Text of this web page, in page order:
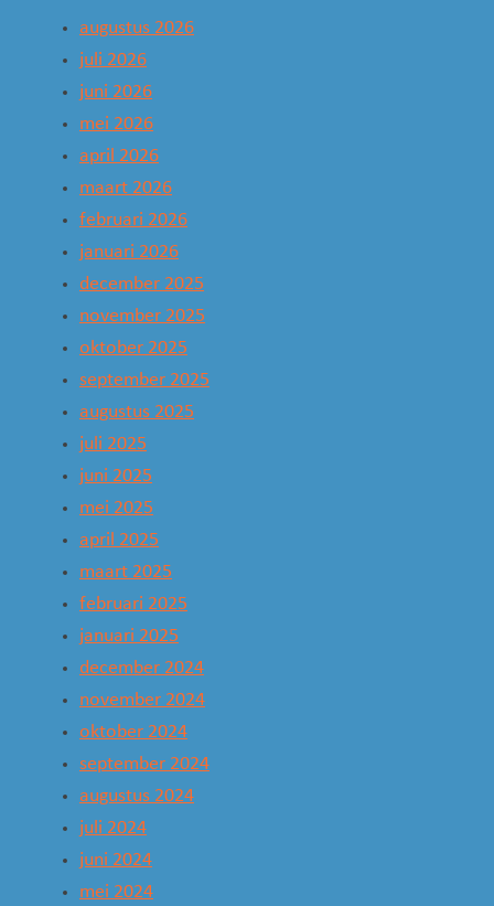
augustus 2026
juli 2026
juni 2026
mei 2026
april 2026
maart 2026
februari 2026
januari 2026
december 2025
november 2025
oktober 2025
september 2025
augustus 2025
juli 2025
juni 2025
mei 2025
april 2025
maart 2025
februari 2025
januari 2025
december 2024
november 2024
oktober 2024
september 2024
augustus 2024
juli 2024
juni 2024
mei 2024